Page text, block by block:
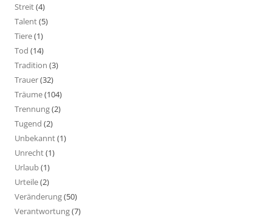
Streit(4)
Talent(5)
Tiere(1)
Tod (14)
Tradition (3)
Trauer(32)
Träume(104)
Trennung(2)
Tugend (2)
Unbekannt(1)
Unrecht(1)
Urlaub(1)
Urteile(2)
Veränderung(50)
Verantwortung(7)